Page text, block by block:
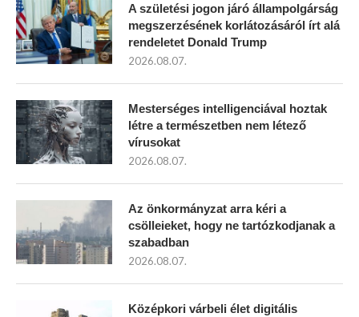
A születési jogon járó állampolgárság
megszerzésének korlátozásáról írt alá
rendeletet Donald Trump
2026.08.07.
Mesterséges intelligenciával hoztak
létre a természetben nem létező
vírusokat
2026.08.07.
Az önkormányzat arra kéri a
csölleieket, hogy ne tartózkodjanak a
szabadban
2026.08.07.
Középkori várbeli élet digitális